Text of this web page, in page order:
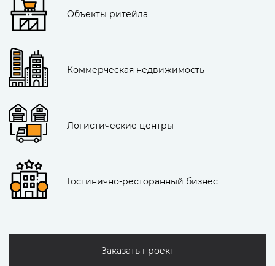
Объекты ритейла
Коммерческая недвижимость
Логистические центры
Гостинично-ресторанный бизнес
Заказать проект